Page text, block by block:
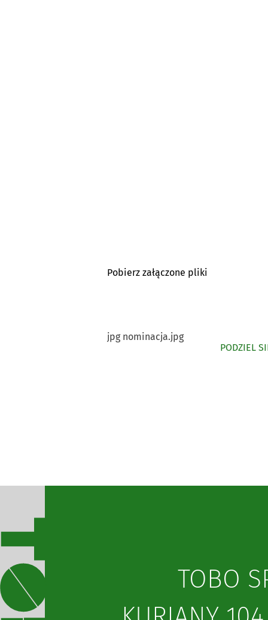
Pobierz załączone pliki
jpg nominacja.jpg
PODZIEL
TOBO